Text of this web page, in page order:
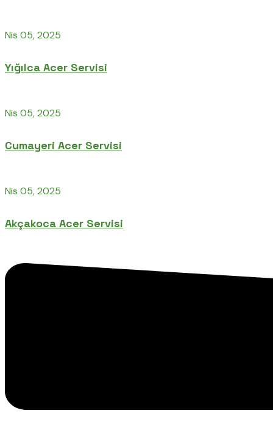
Nis 05, 2025
Yığılca Acer Servisi
Nis 05, 2025
Cumayeri Acer Servisi
Nis 05, 2025
Akçakoca Acer Servisi